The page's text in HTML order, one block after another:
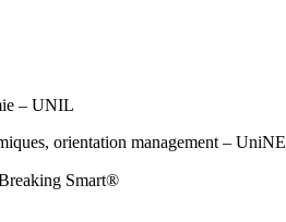
– UNIL
orientation management – UniNE
Smart®